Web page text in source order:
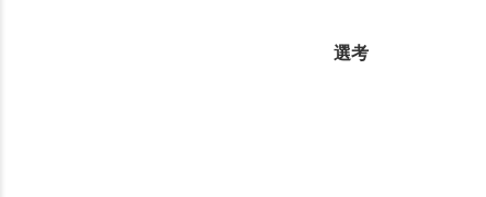
選考